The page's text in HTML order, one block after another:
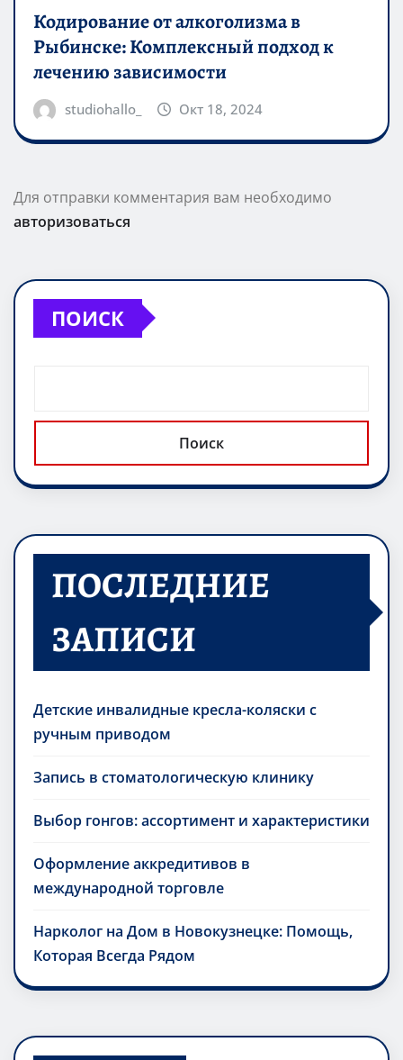
Кодирование от алкоголизма в
Рыбинске: Комплексный подход к
лечению зависимости
studiohallo_ Окт 18, 2024
Для отправки комментария вам необходимо
авторизоваться
ПОИСК
Поиск
ПОСЛЕДНИЕ
ЗАПИСИ
Детские инвалидные кресла-коляски с
ручным приводом
Запись в стоматологическую клинику
Выбор гонгов: ассортимент и характеристики
Оформление аккредитивов в
международной торговле
Нарколог на Дом в Новокузнецке: Помощь,
Которая Всегда Рядом